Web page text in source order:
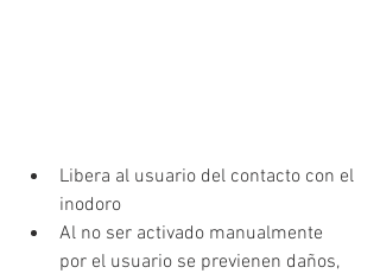
Libera al usuario del contacto con el
inodoro
Al no ser activado manualmente
por el usuario se previenen daños,